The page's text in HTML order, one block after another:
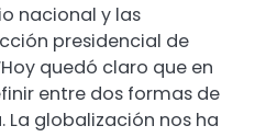
nacional y las
presidencial de
quedó claro que en
entre dos formas de
La globalización nos ha